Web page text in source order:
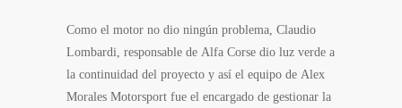
Como el motor no dio ningún problema, Claudio
Lombardi, responsable de Alfa Corse dio luz verde a
la continuidad del proyecto y así el equipo de Alex
Morales Motorsport fue el encargado de gestionar la